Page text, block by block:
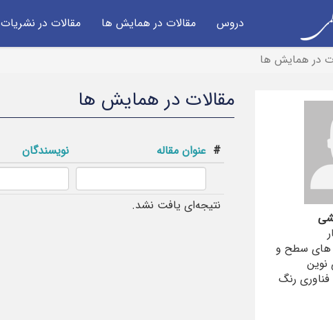
دروس مقالات در همایش ها مقالات در نشریات
در همایش ها
سطح و
نوین
رنگ
مقالات در همایش ها
# عنوان مقاله نویسندگان
نتیجه‌ای یافت نشد.